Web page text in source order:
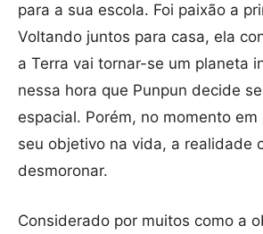
para a sua escola. Foi paixão a
Voltando juntos para casa, ela
a Terra vai tornar-se um planeta
nessa hora que Punpun decide
espacial. Porém, no momento
seu objetivo na vida, a realidade
desmoronar.
Considerado por muitos como a